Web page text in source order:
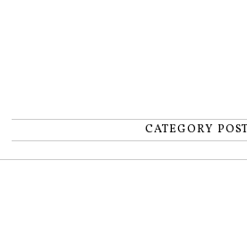
CATEGORY